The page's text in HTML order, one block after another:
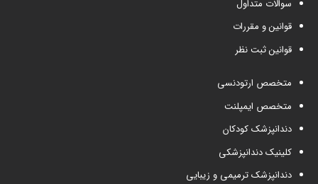
سوالات متداول
قوانین و مقررات
قوانین ثبت نظر
متخصص ارتودنسی
متخصص ایمپلنت
دندانپزشک کودکان
کلینیک دندانپزشکی
دندانپزشک ترمیمی و زیبایی